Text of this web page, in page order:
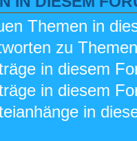
Themen in
zu
in diesem
in diesem
in